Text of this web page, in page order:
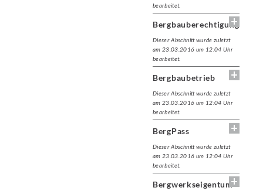
bearbeitet.
Bergbauberechtigung
Dieser Abschnitt wurde zuletzt
am 23.03.2016 um 12:04 Uhr
bearbeitet.
Bergbaubetrieb
Dieser Abschnitt wurde zuletzt
am 23.03.2016 um 12:04 Uhr
bearbeitet.
BergPass
Dieser Abschnitt wurde zuletzt
am 23.03.2016 um 12:04 Uhr
bearbeitet.
Bergwerkseigentum